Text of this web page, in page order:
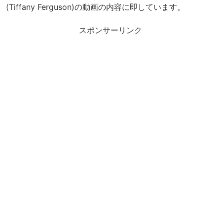
(Tiffany Ferguson)の動画の内容に即しています。
スポンサーリンク